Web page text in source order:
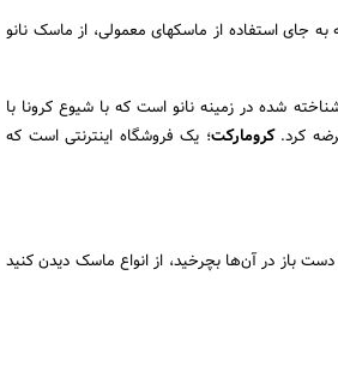
جای استفاده از ماسکهای معمولی، از ماسک نانو
شده در زمینه نانو است که با شیوع کرونا با
کرد.کرومارکت؛ یک فروشگاه اینترنتی است که
باز در آن‌ها بچرخید، از انواع ماسک دیدن کنید